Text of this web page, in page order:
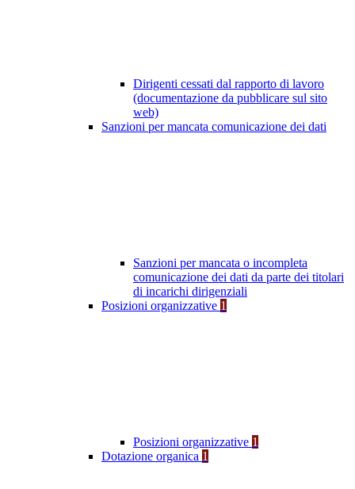
Dirigenti cessati dal rapporto di lavoro
(documentazione da pubblicare sul sito
web)
Sanzioni per mancata comunicazione dei dati
Sanzioni per mancata o incompleta
comunicazione dei dati da parte dei titolari
di incarichi dirigenziali
Posizioni organizzative 1
Posizioni organizzative 1
Dotazione organica 1